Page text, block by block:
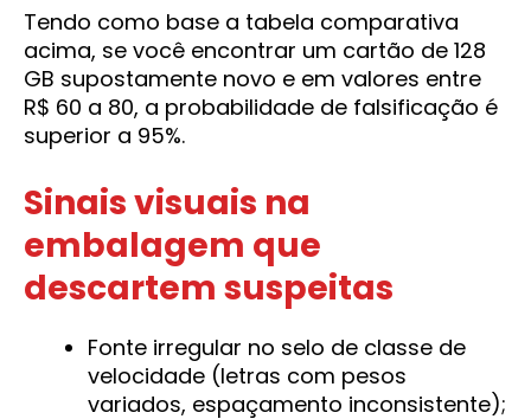
Tendo como base a tabela comparativa
acima, se você encontrar um cartão de 128
GB supostamente novo e em valores entre
R$ 60 a 80, a probabilidade de falsificação é
superior a 95%.
Sinais visuais na
embalagem que
descartem suspeitas
Fonte irregular no selo de classe de
velocidade (letras com pesos
variados, espaçamento inconsistente);